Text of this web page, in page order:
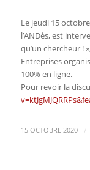
Le jeudi 15
l’ANDès, est
qu’un chercheur !
Entreprises
100% en ligne.
Pour revoir la
15 OCTOBRE 2020 /